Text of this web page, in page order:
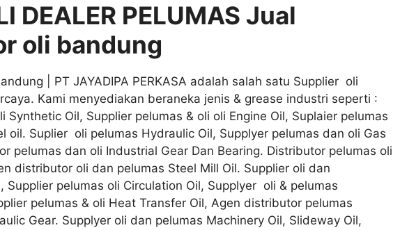
DEALER PELUMAS Jual
oli bandung
| PT JAYADIPA PERKASA adalah salah satu Supplier oli
Kami menyediakan beraneka jenis & grease industri seperti :
Synthetic Oil, Supplier pelumas & oli oli Engine Oil, Suplaier pelumas
oil. Suplier oli pelumas Hydraulic Oil, Supplyer pelumas dan oli Gas
pelumas dan oli Industrial Gear Dan Bearing. Distributor pelumas oli
distributor oli dan pelumas Steel Mill Oil. Supplier oli dan
Supplier pelumas oli Circulation Oil, Supplyer oli & pelumas
pelumas & oli Heat Transfer Oil, Agen distributor pelumas
Gear. Supplyer oli dan pelumas Machinery Oil, Slideway Oil,